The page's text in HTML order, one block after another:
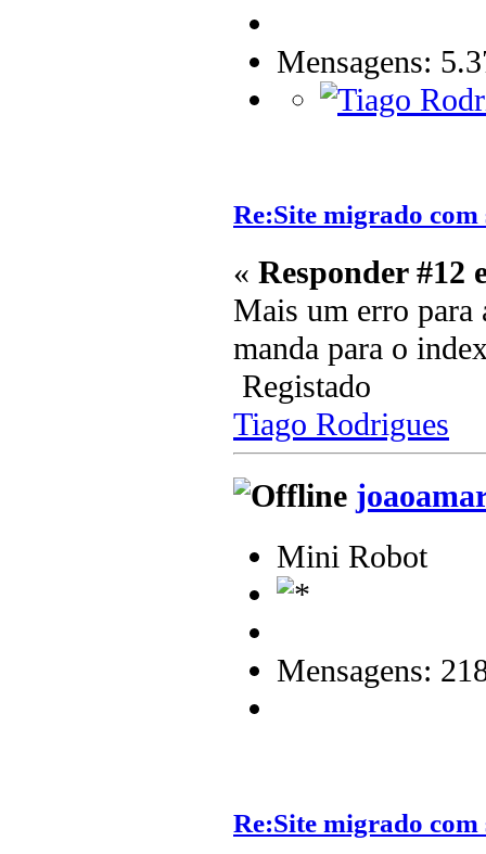
Mensagens:
Re:Site migrado com
« Responder #12
Mais um erro para
manda para o
Registado
Tiago Rodrigues
Mini Robot
Mensagens:
Re:Site migrado com